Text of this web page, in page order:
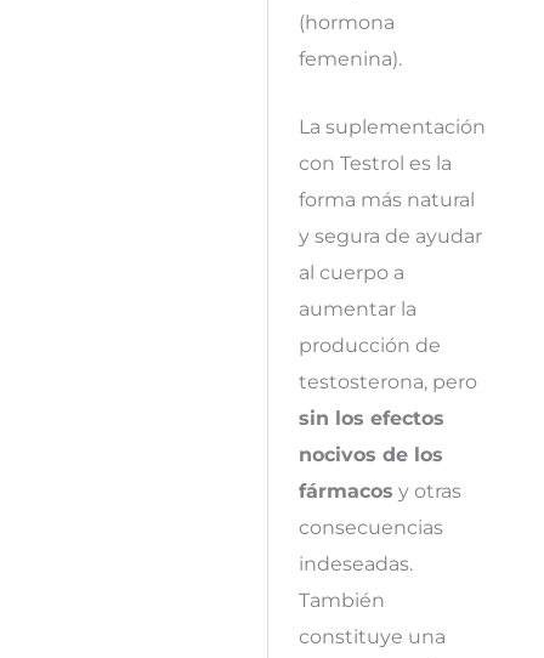
(hormona
femenina).
La suplementación
con Testrol es la
forma más natural
y segura de ayudar
al cuerpo a
aumentar la
producción de
testosterona, pero
sin los efectos
nocivos de los
fármacos y otras
consecuencias
indeseadas.
También
constituye una